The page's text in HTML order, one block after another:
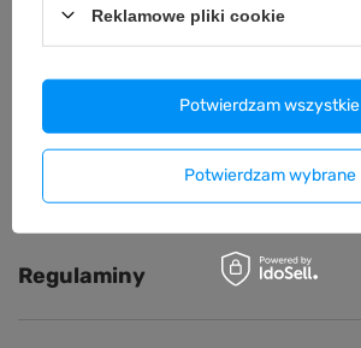
Śledzenie przesyłki
Reklamacja
Zwrot / Wymiana
Regulaminy
Reklamowe pliki cookie
Potwierdzam wybrane
Potwierdzam wszystkie